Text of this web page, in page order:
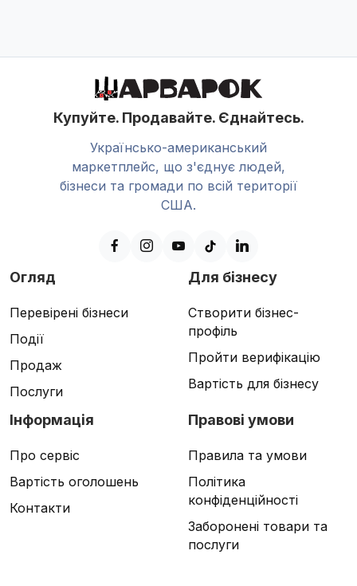
Купуйте. Продавайте. Єднайтесь.
Українсько-американський
маркетплейс, що з'єднує людей,
бізнеси та громади по всій території
США.
Огляд
Перевірені бізнеси
Події
Продаж
Послуги
Для бізнесу
Створити бізнес-
профіль
Пройти верифікацію
Вартість для бізнесу
Інформація
Про сервіс
Вартість оголошень
Контакти
Правові умови
Правила та умови
Політика
конфіденційності
Заборонені товари та
послуги